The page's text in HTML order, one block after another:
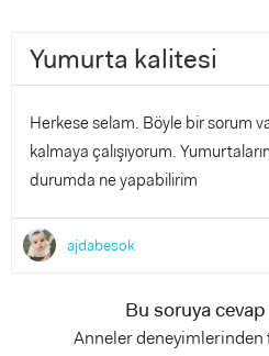
Yumurta kalitesi
Herkese selam. Böyle bir sorum
kalmaya çalışıyorum.
durumda ne yapabilirim
ajdabesok
Bu soruya
Anneler